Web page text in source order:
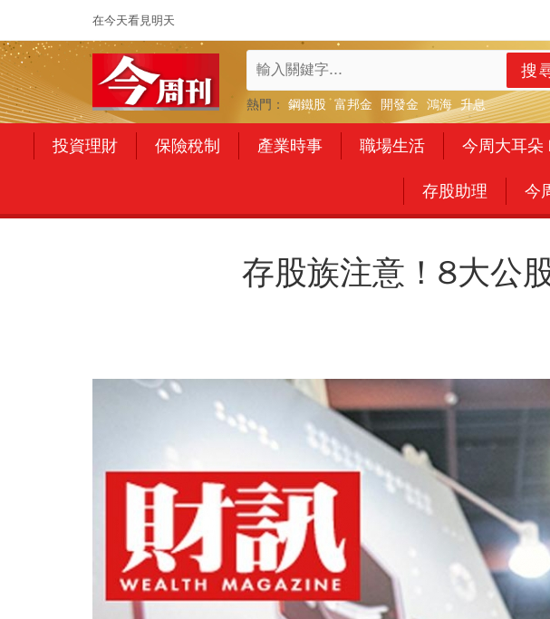
在今天看見明天
搜
熱門： 鋼鐵股 富邦金 開發金 鴻海 升息
投資理財 保險稅制 產業時事 職場生活 今周大耳朵
存股助理 今
存股族注意！8大公